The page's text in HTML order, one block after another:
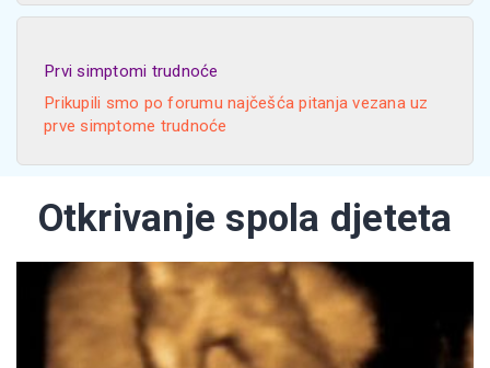
Prvi simptomi trudnoće
Prikupili smo po forumu najčešća pitanja vezana uz
prve simptome trudnoće
Otkrivanje spola djeteta